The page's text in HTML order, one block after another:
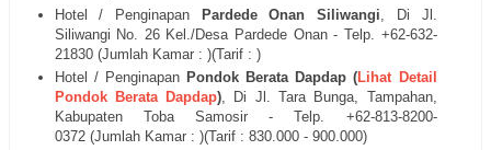
Hotel / PenginapanPardede Onan Siliwangi , Di Jl.
Siliwangi No. 26 Kel./Desa Pardede Onan- Telp. +62-632-
21830(Jumlah Kamar : )(Tarif : )
Hotel / PenginapanPondok Berata Dapdap ( Lihat Detail
Pondok Berata Dapdap) , Di Jl. Tara Bunga, Tampahan,
Kabupaten Toba Samosir - Telp. +62-813-8200-
0372 (Jumlah Kamar : )(Tarif : 830.000 - 900.000)